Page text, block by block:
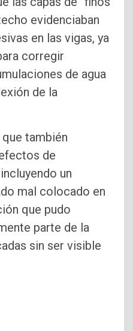
evidenciaban
en las vigas, ya
corregir
de agua
de la
también
de
un
mal colocado en
que pudo
parte de la
sin ser visible